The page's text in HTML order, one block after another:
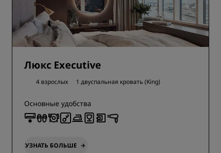
Люкс Executive
4 взрослых 1 двуспальная кровать (King)
Основные удобства
УЗНАТЬ БОЛЬШЕ